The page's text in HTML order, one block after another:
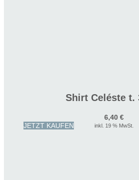
Shirt Celéste t.
6,40€
inkl. 19 % MwSt.
JETZT KAUFEN